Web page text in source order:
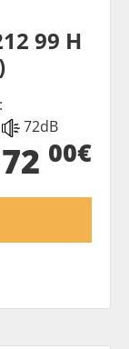
99 H
72dB
72 00€